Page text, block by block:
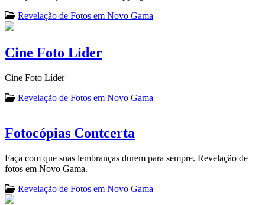
Revelação de Fotos em Novo Gama
Cine Foto Líder
Cine Foto Líder
Revelação de Fotos em Novo Gama
Fotocópias Contcerta
Faça com que suas lembranças durem para sempre. Revelação de
fotos em Novo Gama.
Revelação de Fotos em Novo Gama